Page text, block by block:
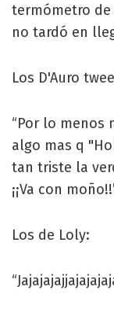
termómetro de
no tardó en
Los D'Auro
“Por lo menos
algo mas q
tan triste la
¡¡Va con
Los de Loly: